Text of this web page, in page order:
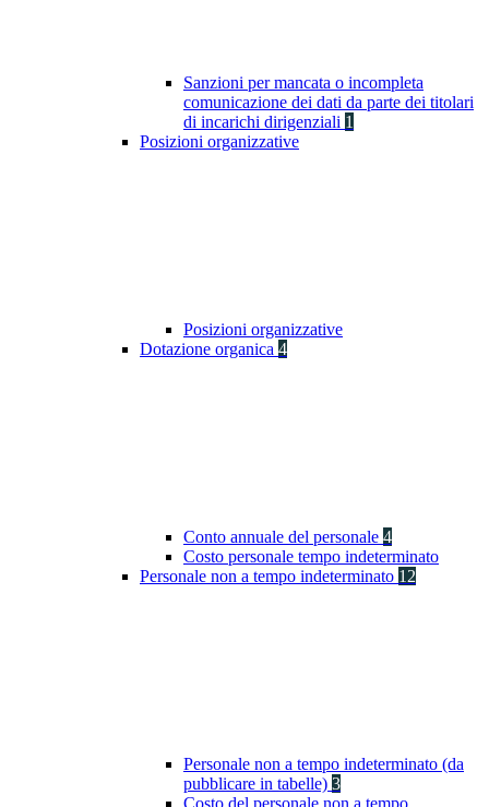
Sanzioni per mancata o incompleta
comunicazione dei dati da parte dei titolari
di incarichi dirigenziali 1
Posizioni organizzative
Posizioni organizzative
Dotazione organica 4
Conto annuale del personale 4
Costo personale tempo indeterminato
Personale non a tempo indeterminato 12
Personale non a tempo indeterminato (da
pubblicare in tabelle) 3